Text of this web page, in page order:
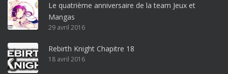
o
ff
i
c
e
3
Le quatrième anniversaire de la team Jeux et
Mangas
29 avril 2016
Rebirth Knight Chapitre 18
18 avril 2016